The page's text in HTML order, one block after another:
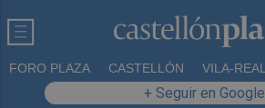
FORO PLAZA CASTELLÓN VILA-REAL
+ Seguir en Google